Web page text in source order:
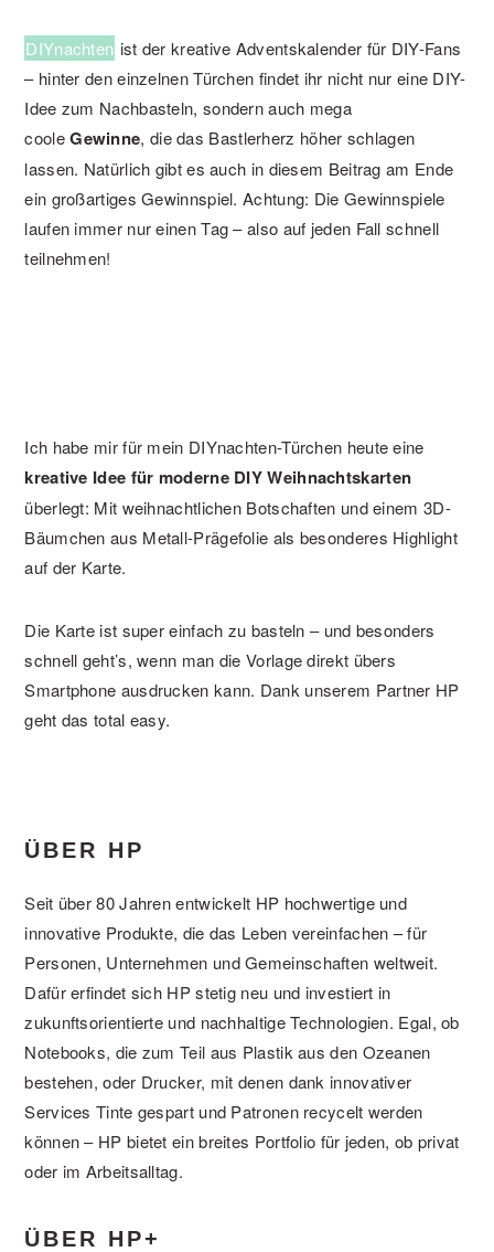
DIYnachten ist der kreative Adventskalender für DIY-Fans
– hinter den einzelnen Türchen findet ihr nicht nur eine DIY-
Idee zum Nachbasteln, sondern auch mega
cooleGewinne, die das Bastlerherz höher schlagen
lassen. Natürlich gibt es auch in diesem Beitrag am Ende
ein großartiges Gewinnspiel. Achtung: Die Gewinnspiele
laufen immer nur einen Tag – also auf jeden Fall schnell
teilnehmen!
Ich habe mir für mein DIYnachten-Türchen heute eine
kreative Idee für moderne DIY Weihnachtskarten
überlegt: Mit weihnachtlichen Botschaften und einem 3D-
Bäumchen aus Metall-Prägefolie als besonderes Highlight
auf der Karte.
Die Karte ist super einfach zu basteln – und besonders
schnell geht’s, wenn man die Vorlage direkt übers
Smartphone ausdrucken kann. Dank unserem Partner HP
geht das total easy.
ÜBER HP
Seit über 80 Jahren entwickelt HP hochwertige und
innovative Produkte, die das Leben vereinfachen – für
Personen, Unternehmen und Gemeinschaften weltweit.
Dafür erfindet sich HP stetig neu und investiert in
zukunftsorientierte und nachhaltige Technologien. Egal, ob
Notebooks, die zum Teil aus Plastik aus den Ozeanen
bestehen, oder Drucker, mit denen dank innovativer
Services Tinte gespart und Patronen recycelt werden
können – HP bietet ein breites Portfolio für jeden, ob privat
oder im Arbeitsalltag.
ÜBER HP+